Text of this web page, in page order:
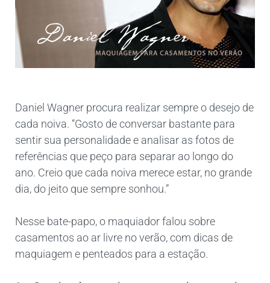
Daniel Wagner procura realizar sempre o desejo de
cada noiva. “Gosto de conversar bastante para
sentir sua personalidade e analisar as fotos de
referências que peço para separar ao longo do
ano. Creio que cada noiva merece estar, no grande
dia, do jeito que sempre sonhou.”
Nesse bate-papo, o maquiador falou sobre
casamentos ao ar livre no verão, com dicas de
maquiagem e penteados para a estação.